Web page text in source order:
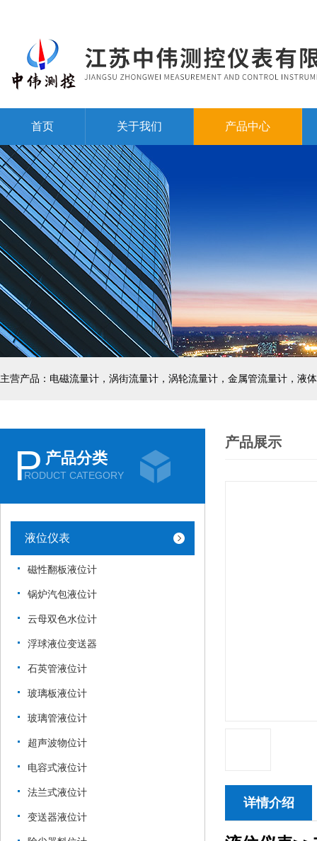
首页 关于我们 产品中心
主营产品：电磁流量计，涡街流量计，涡轮流量计，金属管流量计，液
P 产品分类
RODUCT CATEGORY
液位仪表
磁性翻板液位计
锅炉汽包液位计
云母双色水位计
浮球液位变送器
石英管液位计
玻璃板液位计
玻璃管液位计
超声波物位计
电容式液位计
法兰式液位计
变送器液位计
产品展示
详情介绍